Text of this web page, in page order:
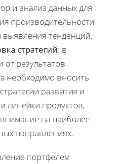
и анализ данных для
производительности
выявления тенденций.
стратегий: в
от результатов
необходимо вносить
развития и
линейки продуктов,
на наиболее
направлениях.
портфелем